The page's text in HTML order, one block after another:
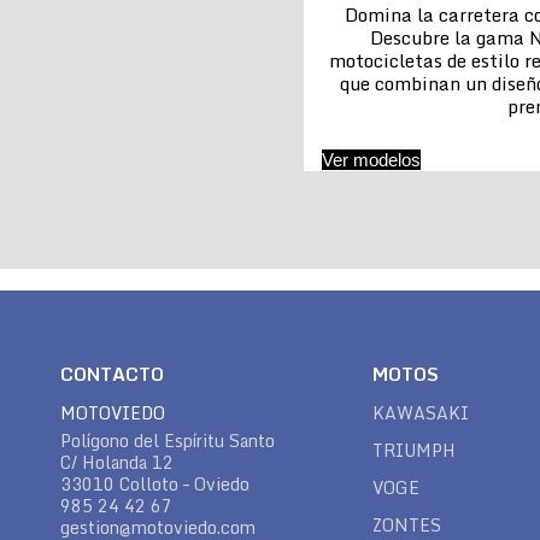
Domina la carretera
Descubre la gama
motocicletas de estilo
que combinan un
Ver modelos
CONTACTO
MOTOVIEDO
Polígono del Espíritu Santo
C/ Holanda 12
33010 Colloto – Oviedo
985 24 42 67
gestion@motoviedo.com
MOTOS
KAWASAKI
TRIUMPH
VOGE
ZONTES